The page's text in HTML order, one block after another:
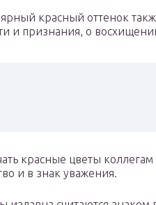
красный оттенок
и признания, о
красные цветы
и в знак уважения.